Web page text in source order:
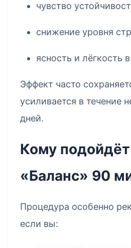
чувство
снижение уровня
ясность и лёгкость
Эффект часто
усиливается в течение
дней.
Кому
«Баланс» 90
Процедура особенно
если вы: